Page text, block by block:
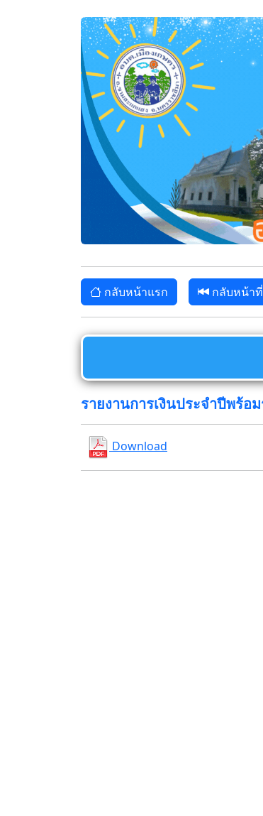
กลับหน้าแรก กลับหน้า
รายงานการเงินประจำปีพร้
Download